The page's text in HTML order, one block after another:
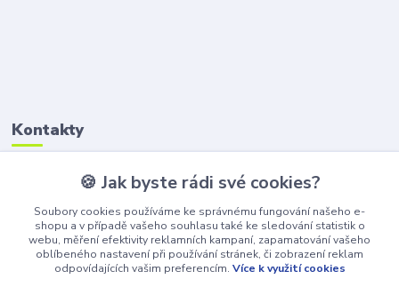
Kontakty
(Po-Pá, 8-16 hod.)
awepe@atelier-wepe.cz
🍪 Jak byste rádi své cookies?
Soubory cookies používáme ke správnému fungování našeho e-
shopu a v případě vašeho souhlasu také ke sledování statistik o
webu, měření efektivity reklamních kampaní, zapamatování vašeho
oblíbeného nastavení při používání stránek, či zobrazení reklam
odpovídajících vašim preferencím. Více k využití cookies